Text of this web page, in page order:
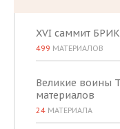
XVI саммит
499 МАТЕРИАЛОВ
Великие воины
материалов
24 МАТЕРИАЛА